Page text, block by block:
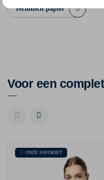
Technisch papier
Voor een
ONZE FAVORIET